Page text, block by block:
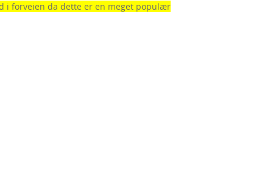
i forveien da dette er en meget populær